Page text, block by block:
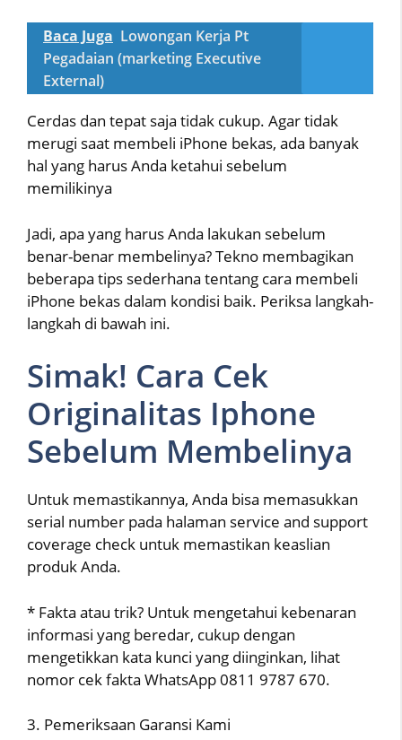
Baca Juga Lowongan Kerja Pt
Pegadaian (marketing Executive
External)
Cerdas dan tepat saja tidak cukup. Agar tidak
merugi saat membeli iPhone bekas, ada banyak
hal yang harus Anda ketahui sebelum
memilikinya
Jadi, apa yang harus Anda lakukan sebelum
benar-benar membelinya? Tekno membagikan
beberapa tips sederhana tentang cara membeli
iPhone bekas dalam kondisi baik. Periksa langkah-
langkah di bawah ini.
Simak! Cara Cek
Originalitas Iphone
Sebelum Membelinya
Untuk memastikannya, Anda bisa memasukkan
serial number pada halaman service and support
coverage check untuk memastikan keaslian
produk Anda.
* Fakta atau trik? Untuk mengetahui kebenaran
informasi yang beredar, cukup dengan
mengetikkan kata kunci yang diinginkan, lihat
nomor cek fakta WhatsApp 0811 9787 670.
3. Pemeriksaan Garansi Kami